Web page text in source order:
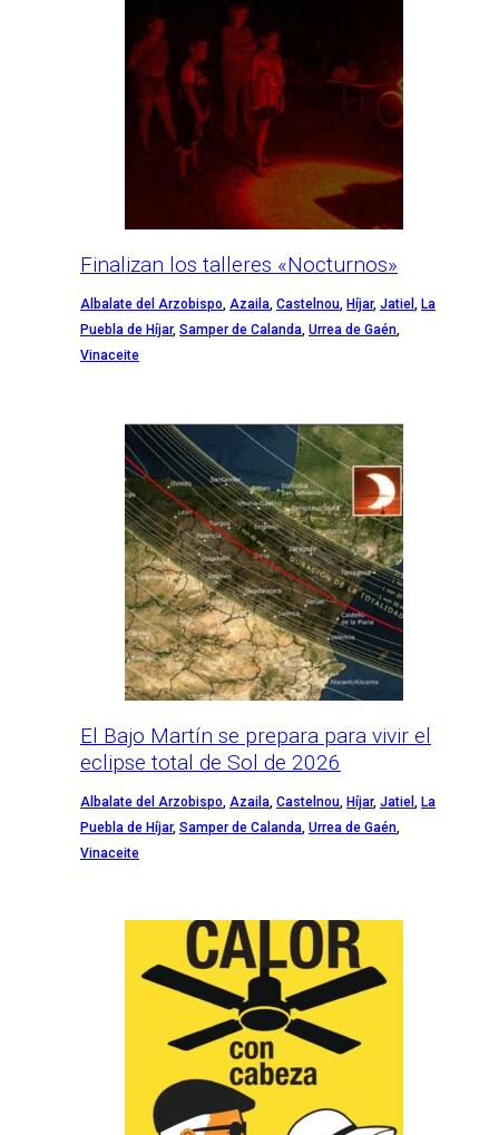
Finalizan los talleres «Nocturnos»
Albalate del Arzobispo, Azaila, Castelnou, Híjar, Jatiel , La
Puebla de Híjar, Samper de Calanda, Urrea de Gaén,
Vinaceite
El Bajo Martín se prepara para vivir el
eclipse total de Sol de 2026
Albalate del Arzobispo, Azaila, Castelnou, Híjar, Jatiel , La
Puebla de Híjar, Samper de Calanda, Urrea de Gaén,
Vinaceite